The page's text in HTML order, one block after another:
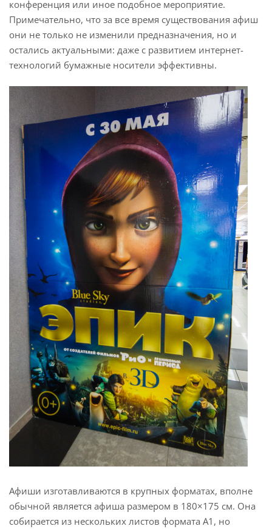
конференция или иное подобное мероприятие.
Примечательно, что за все время существования афиш
они не только не изменили предназначения, но и
остались актуальными: даже с развитием интернет-
технологий бумажные носители эффективны.
Афиши изготавливаются в крупных форматах, вполне
обычной является афиша размером в 180×175 см. Она
собирается из нескольких листов формата А1, но